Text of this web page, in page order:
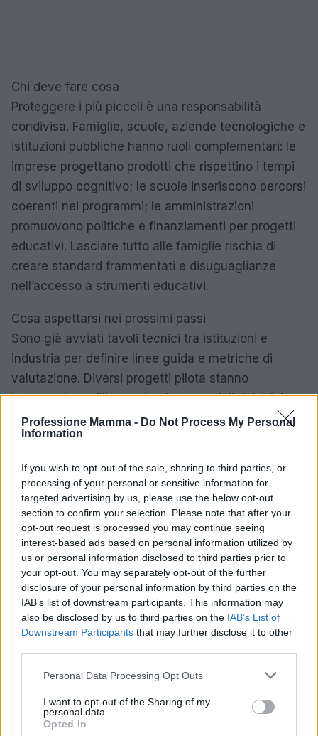
Professione Mamma - Do Not Process My Personal
Information
If you wish to opt-out of the sale, sharing to third parties, or
processing of your personal or sensitive information for
targeted advertising by us, please use the below opt-out
section to confirm your selection. Please note that after your
opt-out request is processed you may continue seeing
interest-based ads based on personal information utilized by
us or personal information disclosed to third parties prior to
your opt-out. You may separately opt-out of the further
disclosure of your personal information by third parties on the
IAB’s list of downstream participants. This information may
also be disclosed by us to third parties on the IAB’s List of
Downstream Participants that may further disclose it to other
Please note that this website/app uses one or more Google
not limited to your visit or usage behaviour. You may click to
grant or deny consent to Google and its third-party tags to
use your data for below specified purposes in below Google
Personal Data Processing Opt Outs
I want to opt-out of the Sharing of my
personal data.
Opted In
Chi deve fare cosa
Proteggere i più piccoli è una responsabilità
condivisa. Famiglie, scuole, aziende tecnologiche e
istituzioni pubbliche hanno ruoli complementari: le
imprese progettano prodotti che rispettino i tempi
di sviluppo cognitivo; le scuole inseriscono percorsi
coerenti nei programmi; le amministrazioni
promuovono politiche e finanziamenti per progetti
educativi. Lasciare tutto alle famiglie rischia di
creare standard frammentati e disuguaglianze
nell’accesso a strumenti educativi.
Cosa aspettarsi nei prossimi passi
Sono già avviati tavoli tecnici tra istituzioni e
industria per definire linee guida e metriche di
valutazione. Diversi progetti pilota stanno
integrando profili per minori con moduli didattici:
l’obiettivo è monitorare l’impatto, misurare i risultati
e aggiornare le norme dove serve. Questo lavoro
sulla sicurezza digitale, non un’iniziativa sporadica
legata al primo smartphone.
Tre elementi che funzionano
L’esperienza raccolta indica che i percorsi formativi
funzionano quando combinano:
– ascolto: capire le paure e le abitudini dei ragazzi;
– esempio concreto: adulti che mostrano
comportamenti responsabili online;
– progressione graduale: aumentare responsabilità
e autonomia nel tempo. Blocchi e filtri aiutano, però
l’educazione. Per proteggere davvero i bambini
servono regole condivise, strumenti pensati per